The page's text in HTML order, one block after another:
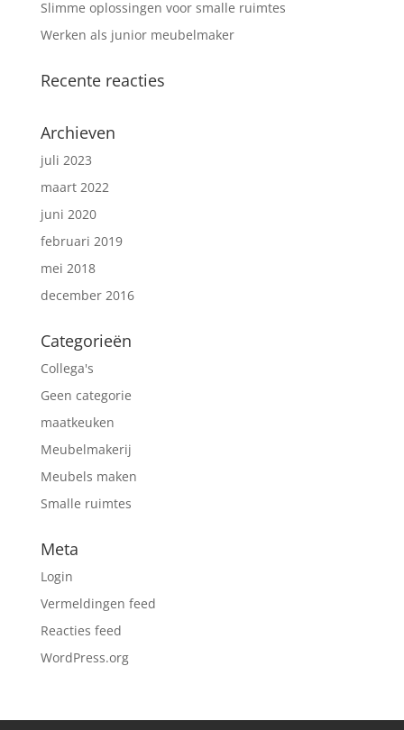
Slimme oplossingen voor smalle ruimtes
Werken als junior meubelmaker
Recente reacties
Archieven
juli 2023
maart 2022
juni 2020
februari 2019
mei 2018
december 2016
Categorieën
Collega's
Geen categorie
maatkeuken
Meubelmakerij
Meubels maken
Smalle ruimtes
Meta
Login
Vermeldingen feed
Reacties feed
WordPress.org